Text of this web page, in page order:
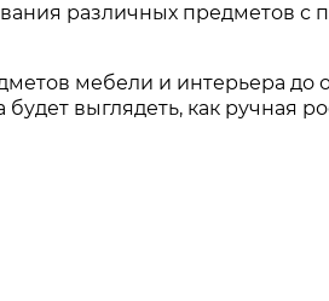
различных предметов
мебели и интерьера до
выглядеть, как ручная